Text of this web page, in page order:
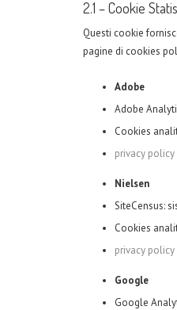
2.1 – Cookie
Questi cookie
pagine di cookies
Adobe
Adobe
Cookies
privacy policy
Nielsen
SiteCensus:
Cookies
privacy policy
Google
Google